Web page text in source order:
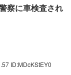
察に車検査され
ID:MDcKStEY0